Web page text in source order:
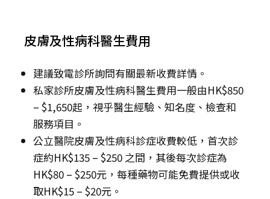
皮膚及性病科醫生費用
建議致電診所詢問有關最新收費詳情。
私家診所皮膚及性病科醫生費用一般由HK$850
– $1,650起，視乎醫生經驗、知名度、檢查和
服務項目。
公立醫院皮膚及性病科診症收費較低，首次診
症約HK$135 – $250 之間，其後每次診症為
HK$80 – $250元，每種藥物可能免費提供或收
取HK$15 – $20元。